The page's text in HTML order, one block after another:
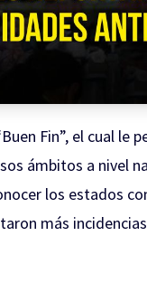
Fin”, el cual
ámbitos a nivel
los estados
más